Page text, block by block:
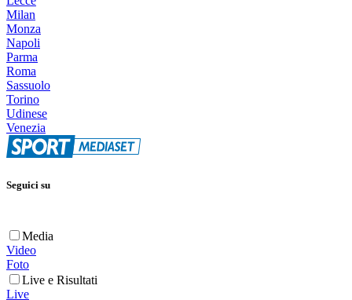
Milan
Monza
Napoli
Parma
Roma
Sassuolo
Torino
Udinese
Venezia
Seguici su
Media
Video
Foto
Live e Risultati
Live